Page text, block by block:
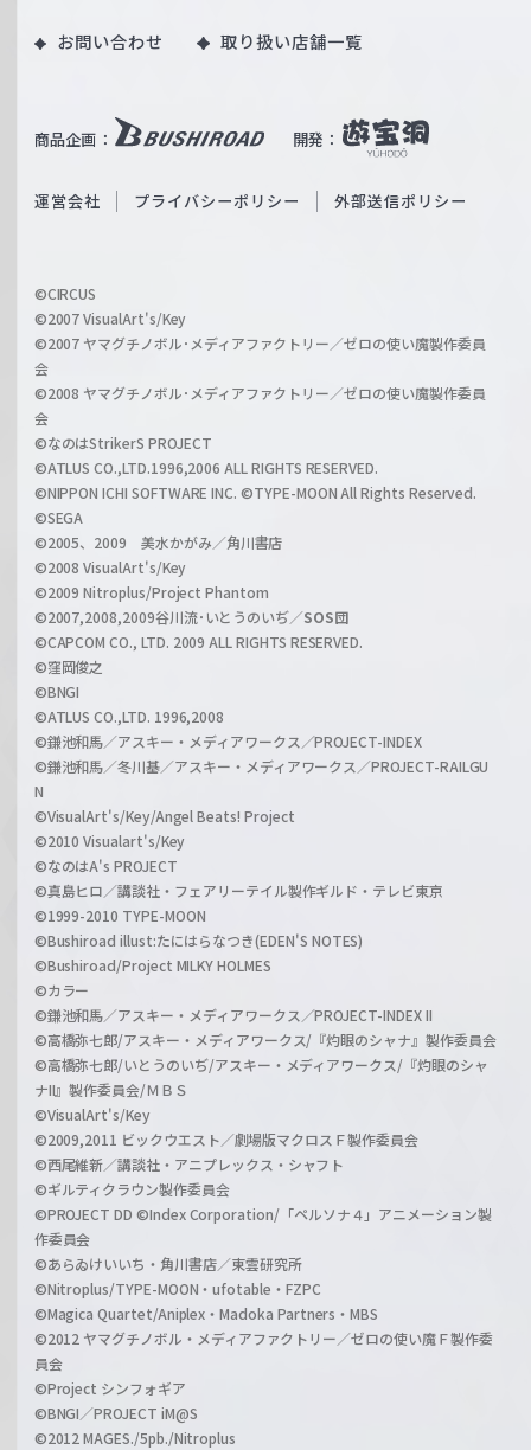
W
ß
c
a
r
z
商品企画： 開発：
u
b
O
i
l
h
a
n
l
お問い合わせ 取り扱い店舗一覧
運営会社 プライバシーポリシー 外部送信ポリシー
©CIRCUS
©2007 VisualArt's/Key
©2007 ヤマグチノボル･メディアファクトリー／ゼロの使い魔製作委員
会
©2008 ヤマグチノボル･メディアファクトリー／ゼロの使い魔製作委員
会
©なのはStrikerS PROJECT
©ATLUS CO.,LTD.1996,2006 ALL RIGHTS RESERVED.
©NIPPON ICHI SOFTWARE INC. ©TYPE-MOON All Rights Reserved.
©SEGA
©2005、2009 美水かがみ／角川書店
©2008 VisualArt's/Key
©2009 Nitroplus/Project Phantom
©2007,2008,2009谷川流･いとうのいぢ／SOS団
©CAPCOM CO., LTD. 2009 ALL RIGHTS RESERVED.
©窪岡俊之
©BNGI
©ATLUS CO.,LTD. 1996,2008
©鎌池和馬／アスキー・メディアワークス／PROJECT-INDEX
©鎌池和馬／冬川基／アスキー・メディアワークス／PROJECT-RAILGU
N
©VisualArt's/Key/Angel Beats! Project
©2010 Visualart's/Key
©なのはA's PROJECT
©真島ヒロ／講談社・フェアリーテイル製作ギルド・テレビ東京
©1999-2010 TYPE-MOON
©Bushiroad illust:たにはらなつき(EDEN'S NOTES)
©Bushiroad/Project MILKY HOLMES
©カラー
©鎌池和馬／アスキー・メディアワークス／PROJECT-INDEX II
©高橋弥七郎/アスキー・メディアワークス/『灼眼のシャナ』製作委員会
©高橋弥七郎/いとうのいぢ/アスキー・メディアワークス/『灼眼のシャ
ナII』製作委員会/ＭＢＳ
©VisualArt's/Key
©2009,2011 ビックウエスト／劇場版マクロスＦ製作委員会
©西尾維新／講談社・アニプレックス・シャフト
©ギルティクラウン製作委員会
©PROJECT DD ©Index Corporation/「ペルソナ４」アニメーション製
作委員会
©あらゐけいいち・角川書店／東雲研究所
©Nitroplus/TYPE-MOON・ufotable・FZPC
©Magica Quartet/Aniplex・Madoka Partners・MBS
©2012 ヤマグチノボル・メディアファクトリー／ゼロの使い魔Ｆ製作委
員会
©Project シンフォギア
©BNGI／PROJECT iM@S
©2012 MAGES./5pb./Nitroplus